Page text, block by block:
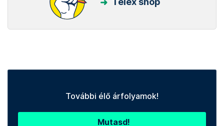
További élő árfolyamok!
Mutasd!